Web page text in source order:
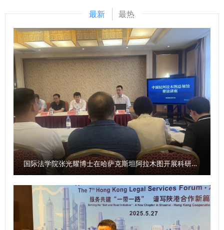
协同服务法治实践、共同弘扬法治文化，为陕西高质量发展贡
献法治力量。 会上，马朝琦带领参会人员重温习近平总书
记“5・17”重要讲话，孙昊亮传达学习习近平总书记就推动哲
学社会科学高质量发展作出的重要指示，单文华传达中国法学
会理论座谈会精神，张荣刚宣读学科首席专家、学科带头人聘
任文件，赵万东、范九利为受聘专家颁发聘书。 座谈交流环
节，与会专家学者围绕传承中华文脉、构建自主法学知识体
系、坚持问题导向、服务国家战略、推动学科创新融合、强化
科研育人等核心主题深入交流研讨。 （供稿：科研处 撰稿：
吕叔阳 审核：倪楠）
区中小学思政教育工作者深入交流，在课程共建、资源共享、
师资共育等方面达成广泛共识，有效推动校地协同、学段贯
通、全域联动的思政育人共同体建设，为大中小学思政课一体
化建设提供可借鉴、可复制的实践经验。 （供稿：马克思主
义学院 撰稿：刘栩源 审核：李政敏）
承，以青年担当助力博物馆事业高质量发展，推动法治精神与
文博理念深度融合、协同共进。 （供稿：校团委 撰稿：齐格
审核：秦音）
最新 最热
国际法学院张光耀博士在哈萨克斯坦阿拉木图开展科研与社会服务活动